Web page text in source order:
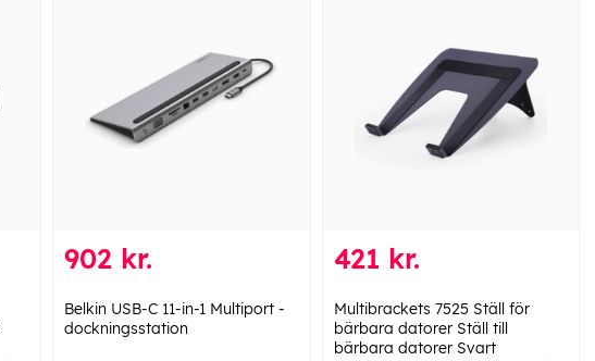
902 kr.
Belkin USB-C 11-in-1 Multiport -
dockningsstation
421 kr.
Multibrackets 7525 Ställ för
bärbara datorer Ställ till
bärbara datorer Svart